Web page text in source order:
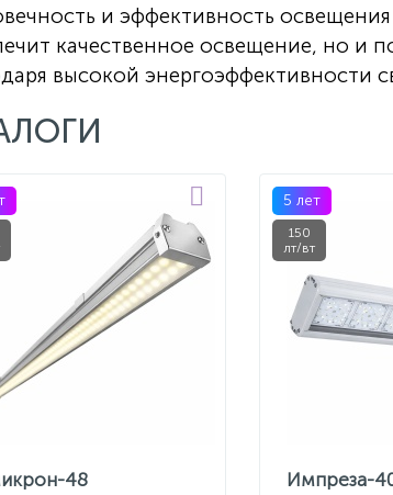
и эффективность
качественное освещение, но и
высокой энергоэффективности
48
5 лет
150
лт/вт
Импреза-